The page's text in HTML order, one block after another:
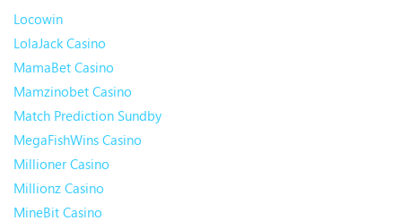
Locowin
LolaJack Casino
MamaBet Casino
Mamzinobet Casino
Match Prediction Sundby
MegaFishWins Casino
Millioner Casino
Millionz Casino
MineBit Casino